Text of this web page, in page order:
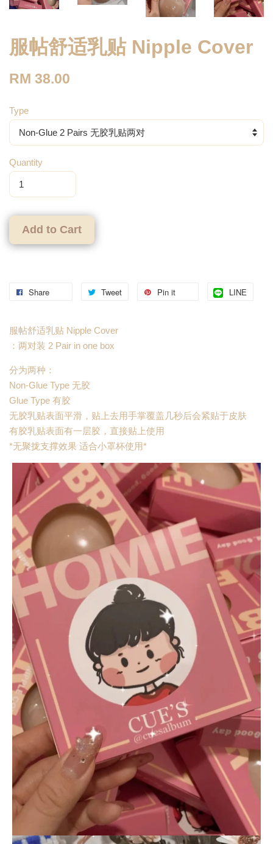
服帖舒适乳贴 Nipple Cover
RM 38.00
Type
Quantity
Add to Cart
Share Tweet Pin it LINE
服帖舒适乳贴 Nipple Cover
：两对装 2 Pair in one box
分为两种：
Non-Glue Type 无胶
Glue Type 有胶
无胶乳贴表面平滑，贴上去用手掌覆盖几秒后会紧贴于皮肤
有胶乳贴表面有一层胶，直接贴上使用
*无聚拢支撑效果 适合小罩杯使用*